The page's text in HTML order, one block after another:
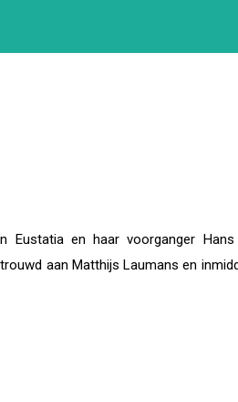
Eustatia en haar voorganger Hans
aan Matthijs Laumans en